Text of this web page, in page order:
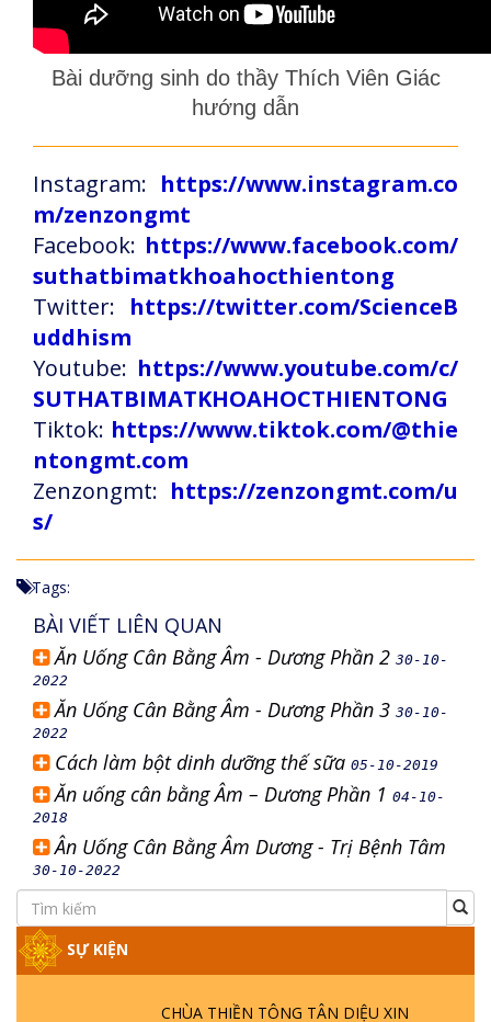
Bài dưỡng sinh do thầy Thích Viên Giác
hướng dẫn
Instagram: https://www.instagram.co
m/zenzongmt
Facebook: https://www.facebook.com/
suthatbimatkhoahocthientong
Twitter: https://twitter.com/ScienceB
uddhism
Youtube: https://www.youtube.com/c/
SUTHATBIMATKHOAHOCTHIENTONG
Tiktok: https://www.tiktok.com/@thie
ntongmt.com
Zenzongmt: https://zenzongmt.com/u
s/
Tags:
BÀI VIẾT LIÊN QUAN
Ăn Uống Cân Bằng Âm - Dương Phần 2 30-10-
2022
Ăn Uống Cân Bằng Âm - Dương Phần 3 30-10-
2022
Cách làm bột dinh dưỡng thế sữa 05-10-2019
Ăn uống cân bằng Âm – Dương Phần 1 04-10-
2018
Ân Uống Cân Bằng Âm Dương - Trị Bệnh Tâm
30-10-2022
SỰ KIỆN
CHÙA THIỀN TÔNG TÂN DIỆU XIN